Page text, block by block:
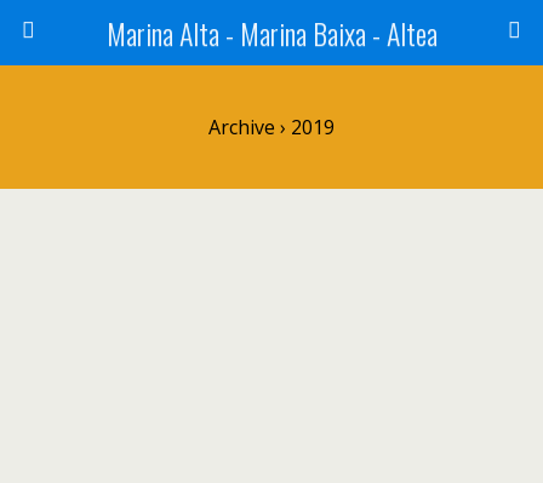
Marina Alta - Marina Baixa - Altea
Archive › 2019